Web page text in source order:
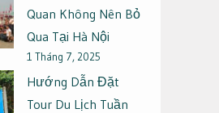
Quan Không Nên Bỏ
Qua Tại Hà Nội
1 Tháng 7, 2025
Hướng Dẫn Đặt
Tour Du Lịch Tuần